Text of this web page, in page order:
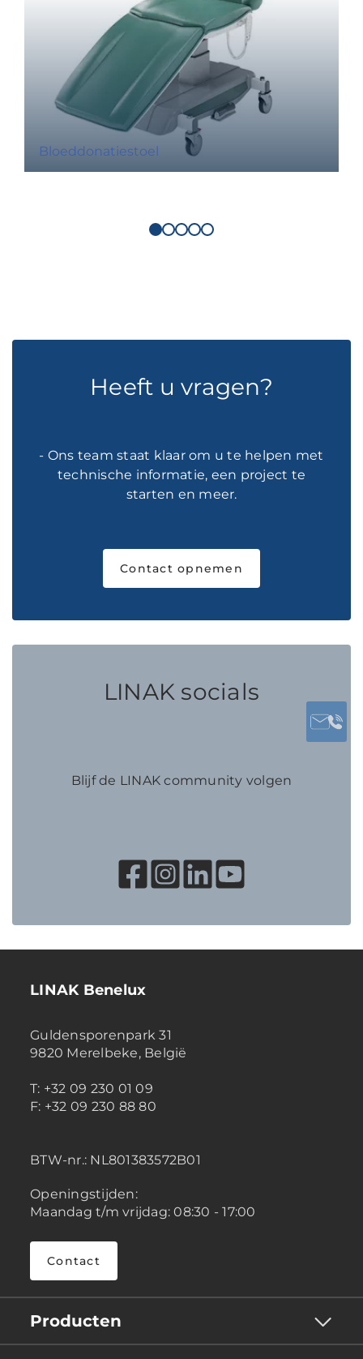
Bloeddonatiestoel
Heeft u vragen?
- Ons team staat klaar om u te helpen met
technische informatie, een project te
starten en meer.
Contact opnemen
LINAK socials
Blijf de LINAK community volgen
LINAK Benelux
Guldensporenpark 31
9820 Merelbeke, België
T: +32 09 230 01 09
F: +32 09 230 88 80
BTW-nr.: NL801383572B01
Openingstijden:
Maandag t/m vrijdag: 08:30 - 17:00
Contact
Producten